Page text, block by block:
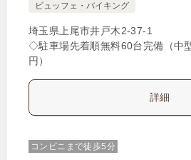
ビュッフェ・バイキング
埼玉県上尾市井戸木2-37-1
◇駐車場先着順無料60台完備（中
円）
詳細
コンビニまで徒歩5分